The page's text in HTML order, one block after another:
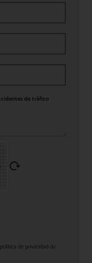
política de privacidad de